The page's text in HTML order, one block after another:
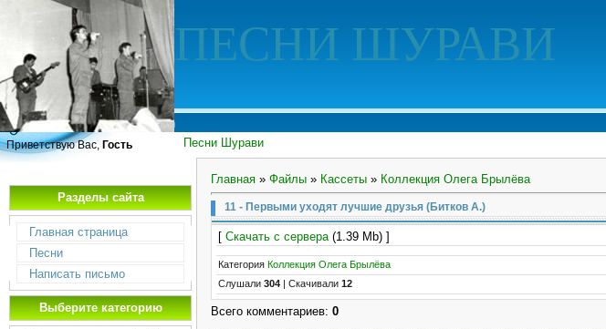
ПЕСНИ ШУРАВИ
Песни Шурави
Приветствую Вас, Гость
Разделы сайта
Главная страница
Песни
Написать письмо
Выберите категорию
Главная » Файлы » Кассеты » Коллекция Олега Брылёва
11 - Первыми уходят лучшие друзья (Битков А.)
[ Скачать с сервера(1.39 Mb) ]
Категория Коллекция Олега Брылёва
Слушали 304 Скачивали 12
Всего комментариев: 0